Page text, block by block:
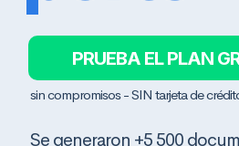
PRUEBA EL PLAN
sin compromisos - SIN tarjeta de
Se generaron +5 500